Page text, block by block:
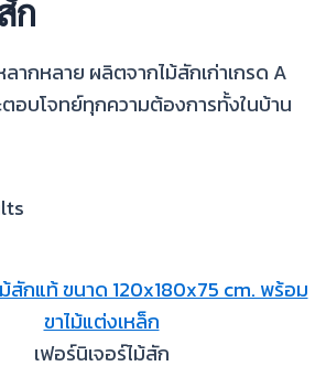
ก
ากหลาย ผลิตจากไม้สักเก่าเกรด A
อบโจทย์ทุกความต้องการทั้งในบ้าน
เฟอร์นิเจอร์ไม้สัก